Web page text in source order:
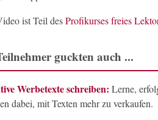
ist Teil desProfikurses freies
guckten auch ...
Werbetexte schreiben: Lerne,
dabei, mit Texten mehr zu verkaufen.